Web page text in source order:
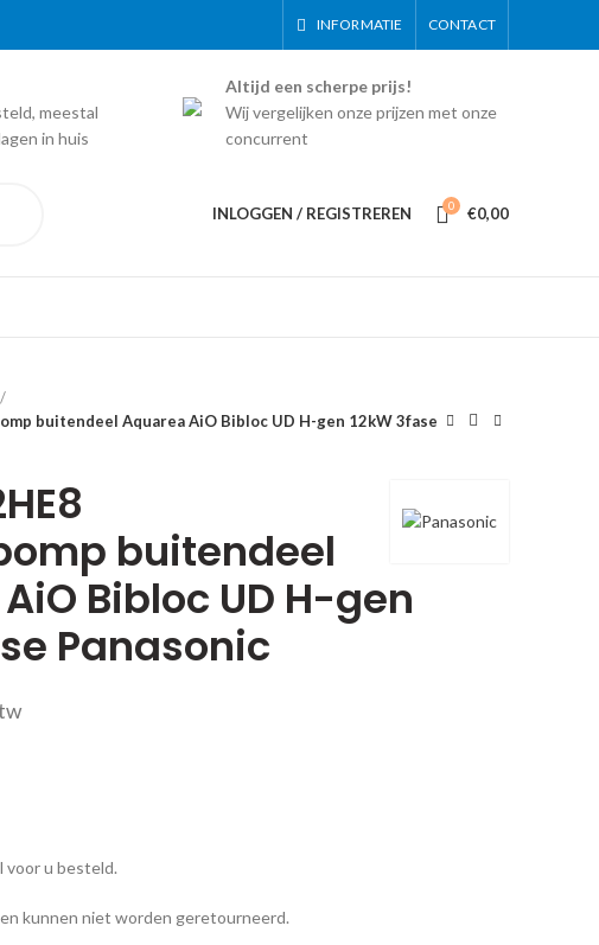
INFORMATIE CONTACT
meestal
in huis
Altijd een scherpe prijs!
Wij vergelijken onze prijzen met onze
concurrent
INLOGGEN / REGISTREREN 0 €0,00
buitendeel Aquarea AiO Bibloc UD H-gen 12kW 3fase
buitendeel
Bibloc UD H-gen
Panasonic
voor u besteld.
kunnen niet worden geretourneerd.